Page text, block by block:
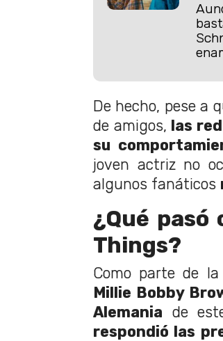
De hecho, pese a
de amigos, las
su
joven actriz no
algunos fanáticos
¿Qué pasó
Things?
Como parte de
Millie Bobby
Alemania de
respondió las